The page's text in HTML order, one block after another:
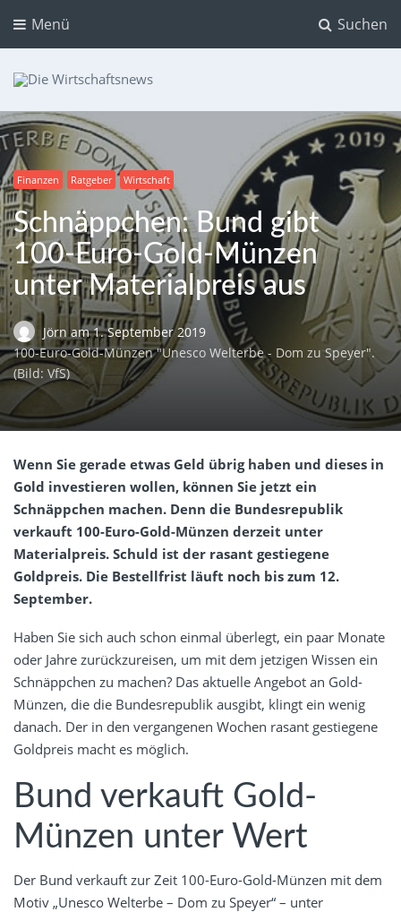
Suchen
Menü
Dein Ratgeber für Aktien und Kryptowährungen
Finanzen Ratgeber Wirtschaft
Schnäppchen: Bund gibt
100-Euro-Gold-Münzen
unter Materialpreis aus
Jörn am 1. September 2019
100-Euro-Gold-Münzen "Unesco Welterbe - Dom zu Speyer".
(Bild: VfS)
Wenn Sie gerade etwas Geld übrig haben und dieses in
Gold investieren wollen, können Sie jetzt ein
Schnäppchen machen. Denn die Bundesrepublik
verkauft 100-Euro-Gold-Münzen derzeit unter
Materialpreis. Schuld ist der rasant gestiegene
Goldpreis. Die Bestellfrist läuft noch bis zum 12.
September.
Haben Sie sich auch schon einmal überlegt, ein paar Monate
oder Jahre zurückzureisen, um mit dem jetzigen Wissen ein
Schnäppchen zu machen? Das aktuelle Angebot an Gold-
Münzen, die die Bundesrepublik ausgibt, klingt ein wenig
danach. Der in den vergangenen Wochen rasant gestiegene
Goldpreis macht es möglich.
Bund verkauft Gold-
Münzen unter Wert
Der Bund verkauft zur Zeit 100-Euro-Gold-Münzen mit dem
Motiv „Unesco Welterbe – Dom zu Speyer“ – unter